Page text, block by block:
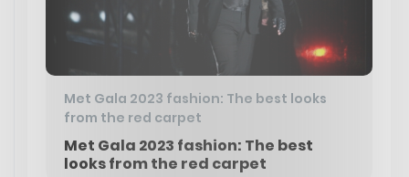
Met Gala 2023 fashion: The best looks
from the red carpet
Met Gala 2023 fashion: The best
looks from the red carpet